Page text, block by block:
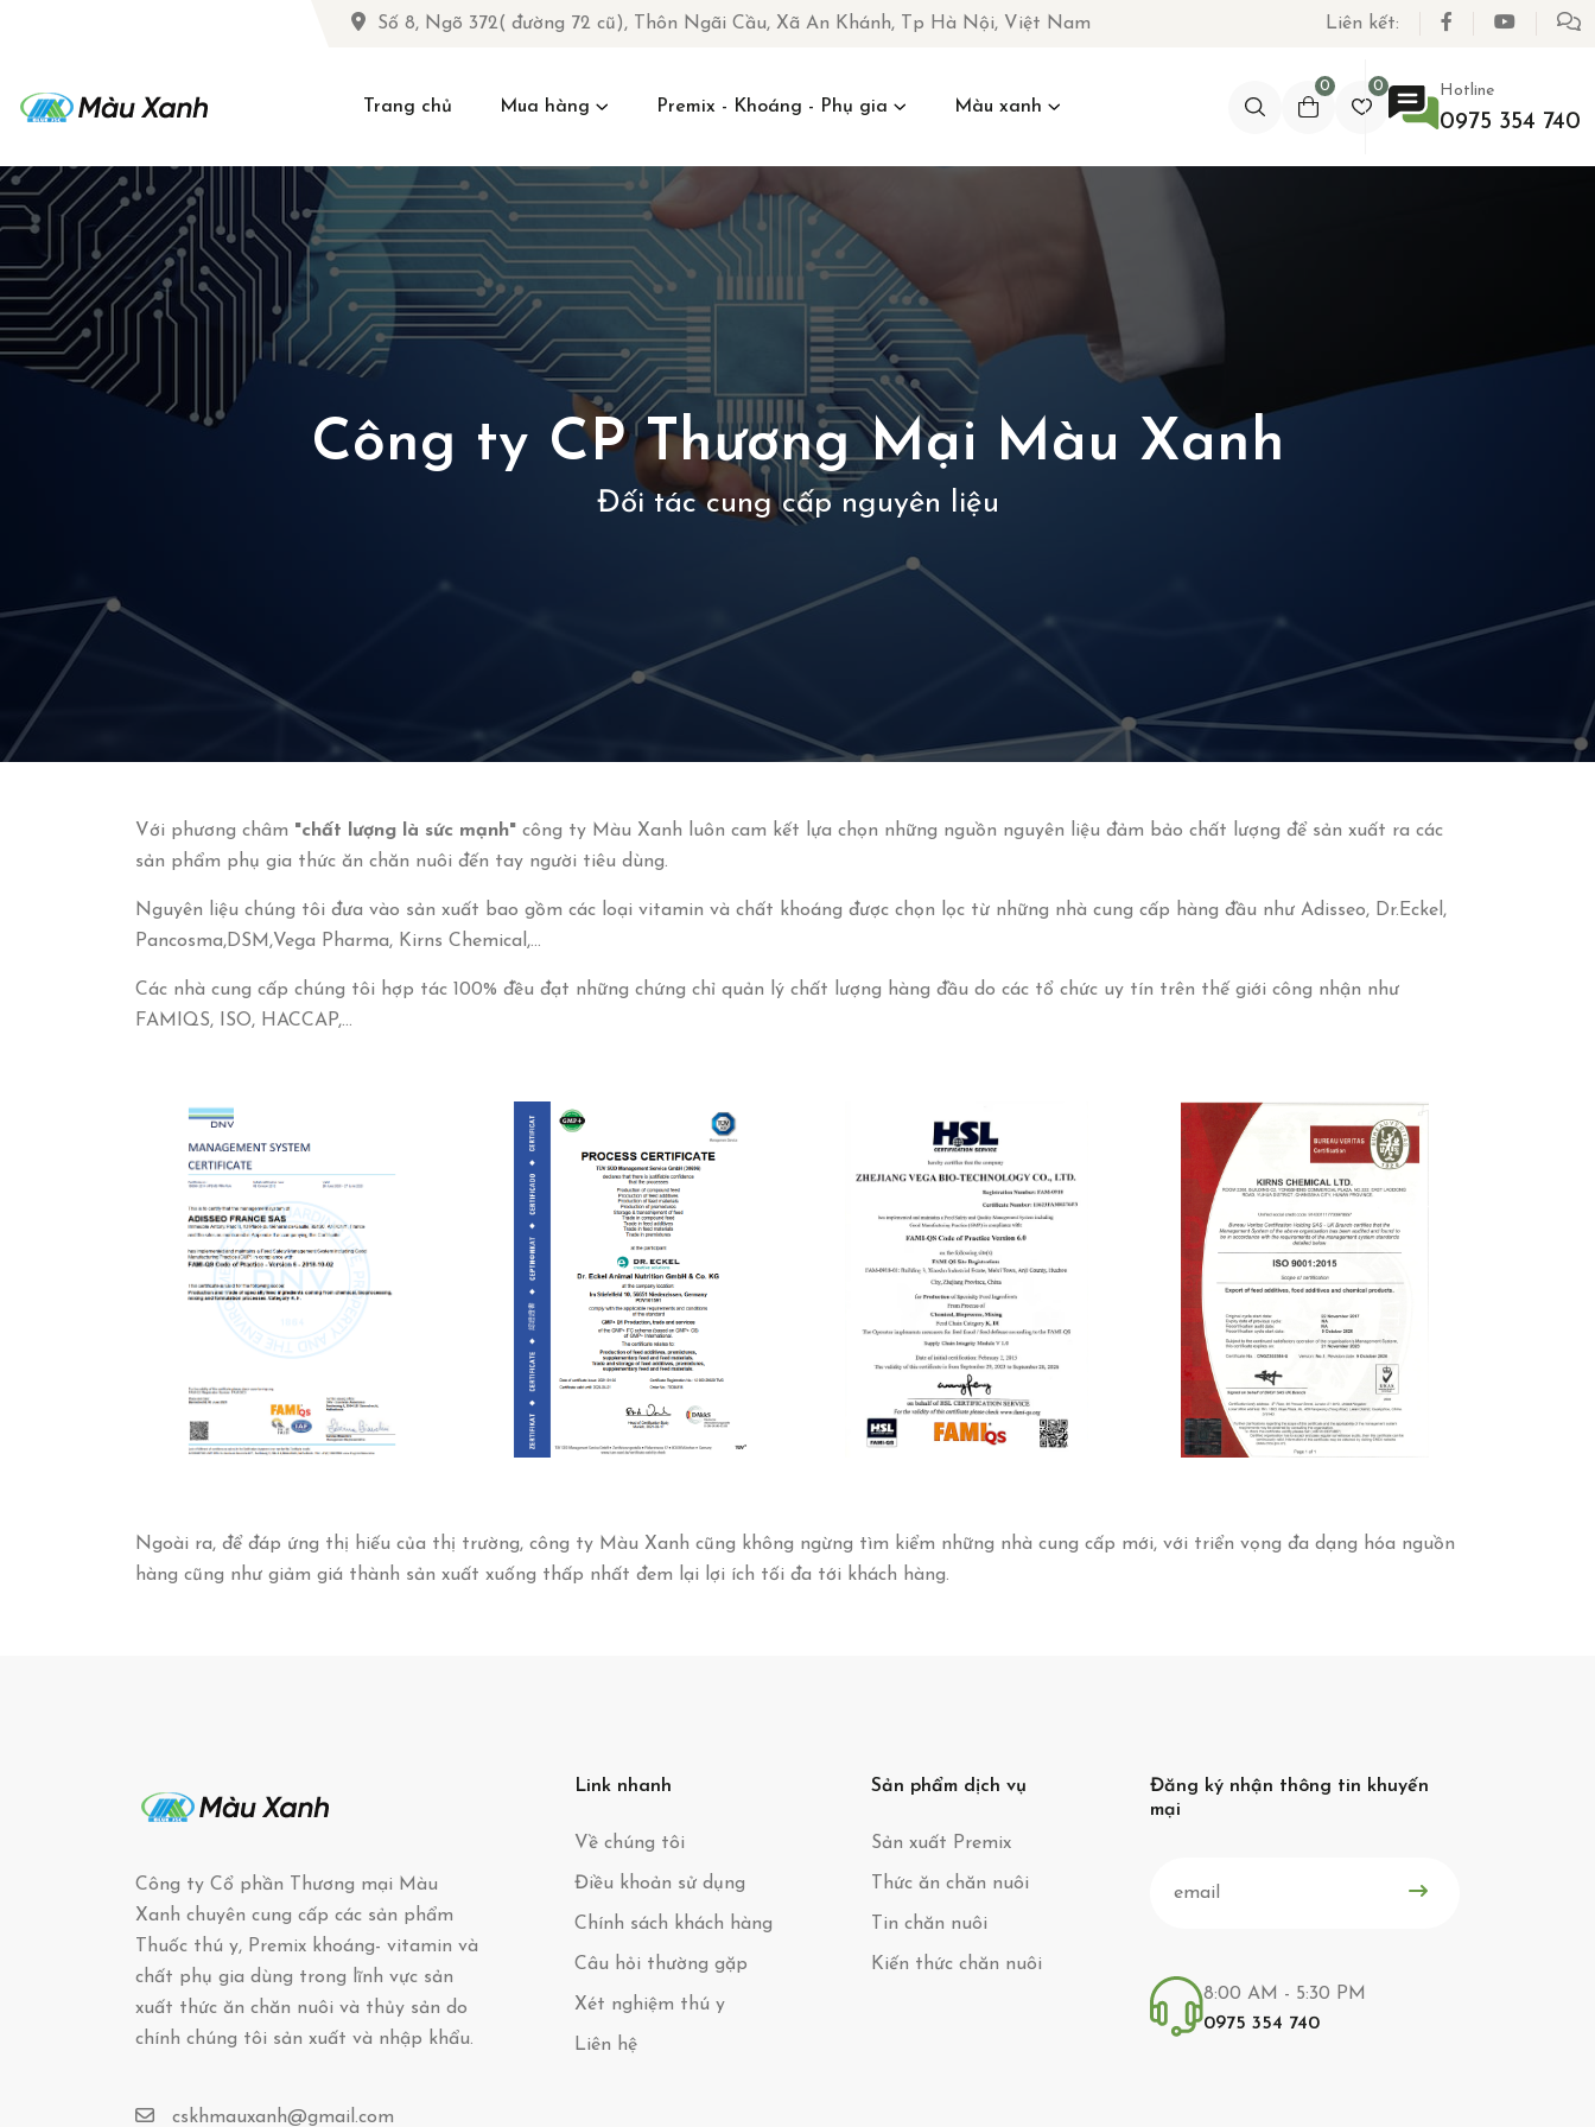
Số 8, Ngõ 372( đường 72 cũ), Thôn Ngãi Cầu, Xã An Khánh, Tp Hà Nội, Việt Nam Liên kết:
Trang chủ Mua hàng Premix - Khoáng - Phụ gia Màu xanh
0 0 Hotline
0975 354 740
Công ty CP Thương Mại Màu Xanh
Đối tác cung cấp nguyên liệu
Với phương châm "chất lượng là sức mạnh" công ty Màu Xanh luôn cam kết lựa chọn những nguồn nguyên liệu đảm bảo chất lượng để sản xuất ra các
sản phẩm phụ gia thức ăn chăn nuôi đến tay người tiêu dùng.
Nguyên liệu chúng tôi đưa vào sản xuất bao gồm các loại vitamin và chất khoáng được chọn lọc từ những nhà cung cấp hàng đầu như Adisseo, Dr.Eckel,
Pancosma,DSM,Vega Pharma, Kirns Chemical,…
Các nhà cung cấp chúng tôi hợp tác 100% đều đạt những chứng chỉ quản lý chất lượng hàng đầu do các tổ chức uy tín trên thế giới công nhận như
FAMIQS, ISO, HACCAP,…
Ngoài ra, để đáp ứng thị hiếu của thị trường, công ty Màu Xanh cũng không ngừng tìm kiểm những nhà cung cấp mới, với triển vọng đa dạng hóa nguồn
hàng cũng như giảm giá thành sản xuất xuống thấp nhất đem lại lợi ích tối đa tới khách hàng.
Công ty Cổ phần Thương mại Màu
Xanh chuyên cung cấp các sản phẩm
Thuốc thú y, Premix khoáng- vitamin và
chất phụ gia dùng trong lĩnh vực sản
xuất thức ăn chăn nuôi và thủy sản do
chính chúng tôi sản xuất và nhập khẩu.
cskhmauxanh@gmail.com
Link nhanh
Về chúng tôi
Điều khoản sử dụng
Chính sách khách hàng
Câu hỏi thường gặp
Xét nghiệm thú y
Liên hệ
Sản phẩm dịch vụ
Sản xuất Premix
Thức ăn chăn nuôi
Tin chăn nuôi
Kiến thức chăn nuôi
Đăng ký nhận thông tin khuyến
mại
8:00 AM - 5:30 PM
0975 354 740